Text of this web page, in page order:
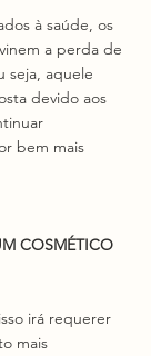
à saúde, os
a perda de
seja, aquele
devido aos
bem mais
COSMÉTICO
irá requerer
mais